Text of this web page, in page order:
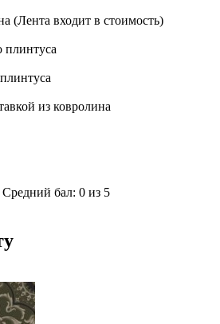
(Лента входит в стоимость)
плинтуса
из ковролина
бал: 0 из 5